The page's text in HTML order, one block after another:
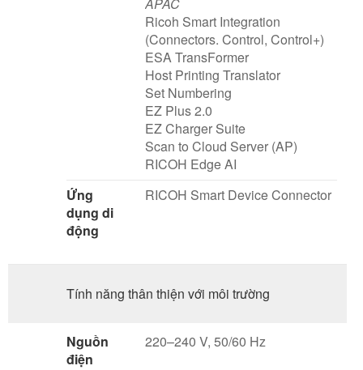
APAC
Ricoh Smart Integration
(Connectors. Control, Control+)
ESA TransFormer
Host Printing Translator
Set Numbering
EZ Plus 2.0
EZ Charger Suite
Scan to Cloud Server (AP)
RICOH Edge AI
Ứng
dụng di
động
RICOH Smart Device Connector
Tính năng thân thiện với môi trường
Nguồn
điện
220–240 V, 50/60 Hz